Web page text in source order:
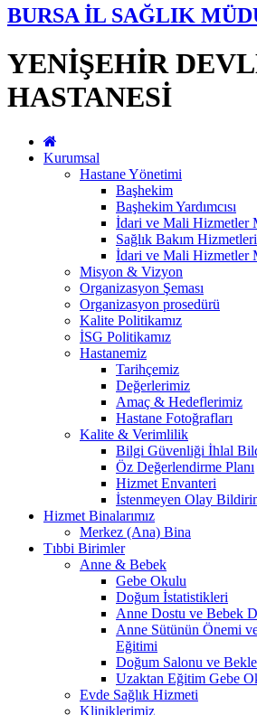
BURSA İL SAĞLIK
YENİŞEHİR
HASTANESİ
Kurumsal
Hastane Yönetimi
Başhekim
Başhekim Yardımcısı
İdari ve Mali Hizmetler
Sağlık Bakım
İdari ve Mali Hizmetler
Misyon & Vizyon
Organizasyon Şeması
Organizasyon prosedürü
Kalite Politikamız
İSG Politikamız
Hastanemiz
Tarihçemiz
Değerlerimiz
Amaç & Hedeflerimiz
Hastane Fotoğrafları
Kalite & Verimlilik
Bilgi Güvenliği İhlal
Öz Değerlendirme Planı
Hizmet Envanteri
İstenmeyen Olay
Hizmet Binalarımız
Merkez (Ana) Bina
Tıbbi Birimler
Anne & Bebek
Gebe Okulu
Doğum İstatistikleri
Anne Dostu ve Bebek
Anne Sütünün Önemi
Eğitimi
Doğum Salonu ve
Uzaktan Eğitim Gebe
Evde Sağlık Hizmeti
Kliniklerimiz